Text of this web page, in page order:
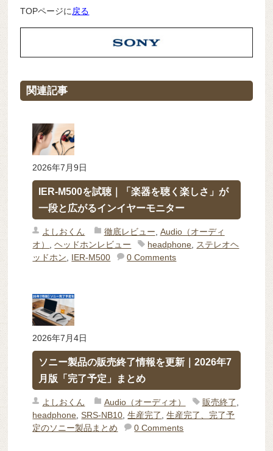
TOPページに 戻る
関連記事
2026年7月9日
IER-M500を試聴｜「楽器を聴く楽しさ」が
一段と広がるインイヤーモニター
よしおくん 徹底レビュー Audio（オーディ
オ）
,ヘッドホンレビュー headphone
ステレオヘ
ッドホン
IER-M500 0 Comments
2026年7月4日
ソニー製品の販売終了情報を更新｜2026年7
月版「完了予定」まとめ
よしおくん Audio（オーディオ） 販売終了
headphone ,SRS-NB10 ,生産完了 ,生産完了、完了予
定のソニー製品まとめ
0 Comments